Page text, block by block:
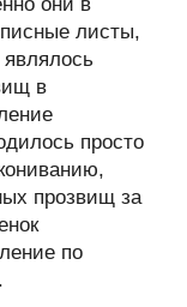
листы,
в
просто
прозвищ за
по